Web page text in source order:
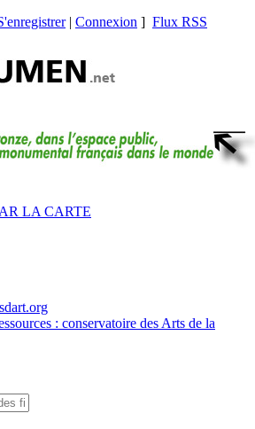
| Connexion ] Flux RSS
LA CARTE
: conservatoire des Arts de la